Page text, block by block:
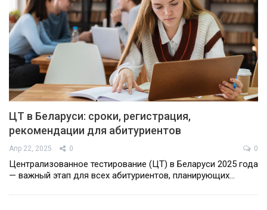
ЦТ в Беларуси: сроки, регистрация,
рекомендации для абитуриентов
Апр 22, 2025 0 0
Централизованное тестирование (ЦТ) в Беларуси 2025 года
— важный этап для всех абитуриентов, планирующих…